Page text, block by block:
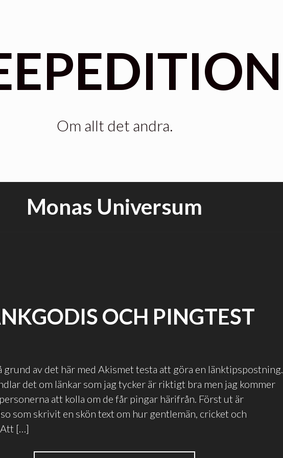
Om allt det andra.
Monas Universum
OCH PINGTEST
grund av det här med Akismet testa att göra en länktipspostning.
det om länkar som jag tycker är riktigt bra men jag kommer
att kolla om de får pingar härifrån. Först ut är
som skrivit en skön text om hur gentlemän, cricket och
[…]